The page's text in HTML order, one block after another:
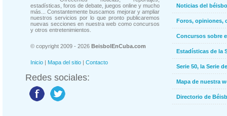
estadísticas, foros de debate, juegos online y mucho
más... Constantemente buscamos mejorar y ampliar
nuestros servicios por lo que pronto publicaremos
nuevas secciones en nuestra web como concursos
y otros entretenimientos.
© copyright 2009 - 2026 BeisbolEnCuba.com
Inicio | Mapa del sitio | Contacto
Redes sociales:
Noticias del
Foros, opiniones,
Concursos sobre
Estadísticas de la
Serie 50, la Serie
Mapa de nuestra
Directorio de